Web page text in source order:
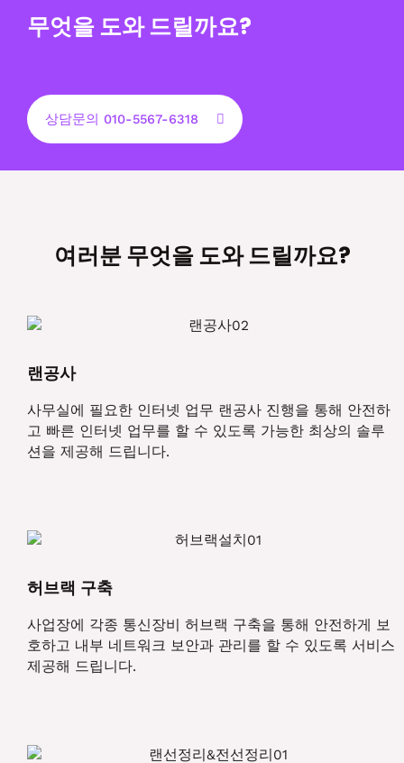
무엇을 도와 드릴까요?
상담문의 010-5567-6318
여러분 무엇을 도와 드릴까요?
랜공사
사무실에 필요한 인터넷 업무 랜공사 진행을 통해 안전하
고 빠른 인터넷 업무를 할 수 있도록 가능한 최상의 솔루
션을 제공해 드립니다.
허브랙 구축
사업장에 각종 통신장비 허브랙 구축을 통해 안전하게 보
호하고 내부 네트워크 보안과 관리를 할 수 있도록 서비스
제공해 드립니다.